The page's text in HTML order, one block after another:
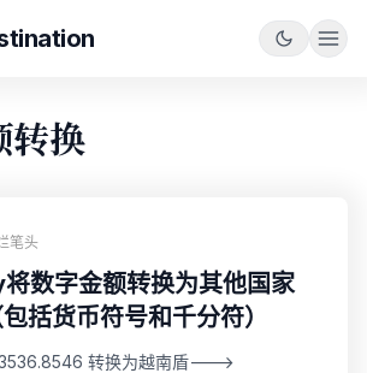
转换
笔头
数字金额转换为其他国家
括货币符号和千分符）
转换为越南盾--->